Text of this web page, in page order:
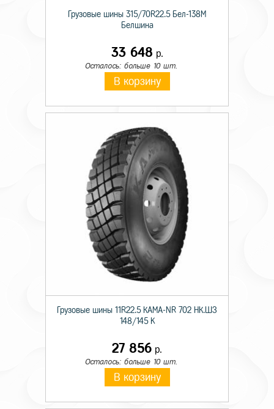
Грузовые шины 315/70R22.5 Бел-138М
Белшина
33 648 р.
Осталось: больше 10 шт.
В корзину
Грузовые шины 11R22.5 КАМА-NR 702 НК.ШЗ
148/145 K
27 856 р.
Осталось: больше 10 шт.
В корзину